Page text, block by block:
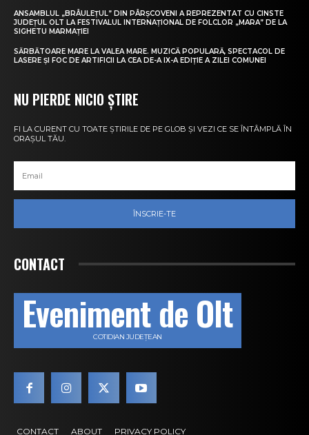
ANSAMBLUL „BRÂULEȚUL” DIN PÂRȘCOVENI A REPREZENTAT CU CINSTE
JUDEȚUL OLT LA FESTIVALUL INTERNAȚIONAL DE FOLCLOR „MARA” DE LA
SIGHETU MARMAȚIEI
SĂRBĂTOARE MARE LA VALEA MARE. MUZICĂ POPULARĂ, SPECTACOL DE
LASERE ȘI FOC DE ARTIFICII LA CEA DE-A IX-A EDIȚIE A ZILEI COMUNEI
NU PIERDE NICIO ȘTIRE
FI LA CURENT CU TOATE ȘTIRILE DE PE GLOB ȘI VEZI CE SE ÎNTÂMPLĂ ÎN
ORAȘUL TĂU.
ÎNSCRIE-TE
CONTACT
Eveniment de Olt
COTIDIAN JUDEȚEAN
CONTACT ABOUT PRIVACY POLICY